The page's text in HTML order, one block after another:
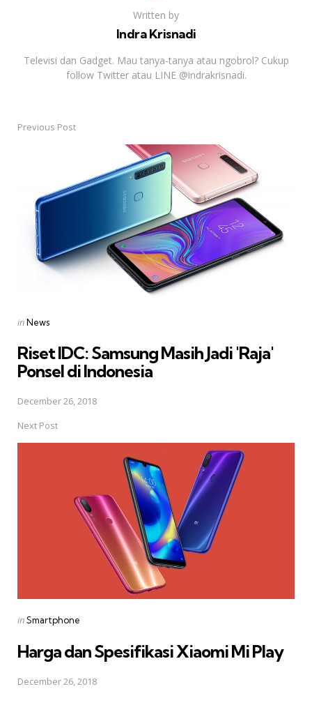
Written by
Indra Krisnadi
Televisi dan Gadget. Mau tanya-tanya atau ngobrol? Cukup
follow Twitter atau LINE @indrakrisnadi.
PostPrevious Post
Posted
inNews
Riset IDC: Samsung Masih Jadi 'Raja'
Ponsel di Indonesia
December 26, 2018
Next Post
Posted
inSmartphone
Harga dan Spesifikasi Xiaomi Mi Play
December 26, 2018